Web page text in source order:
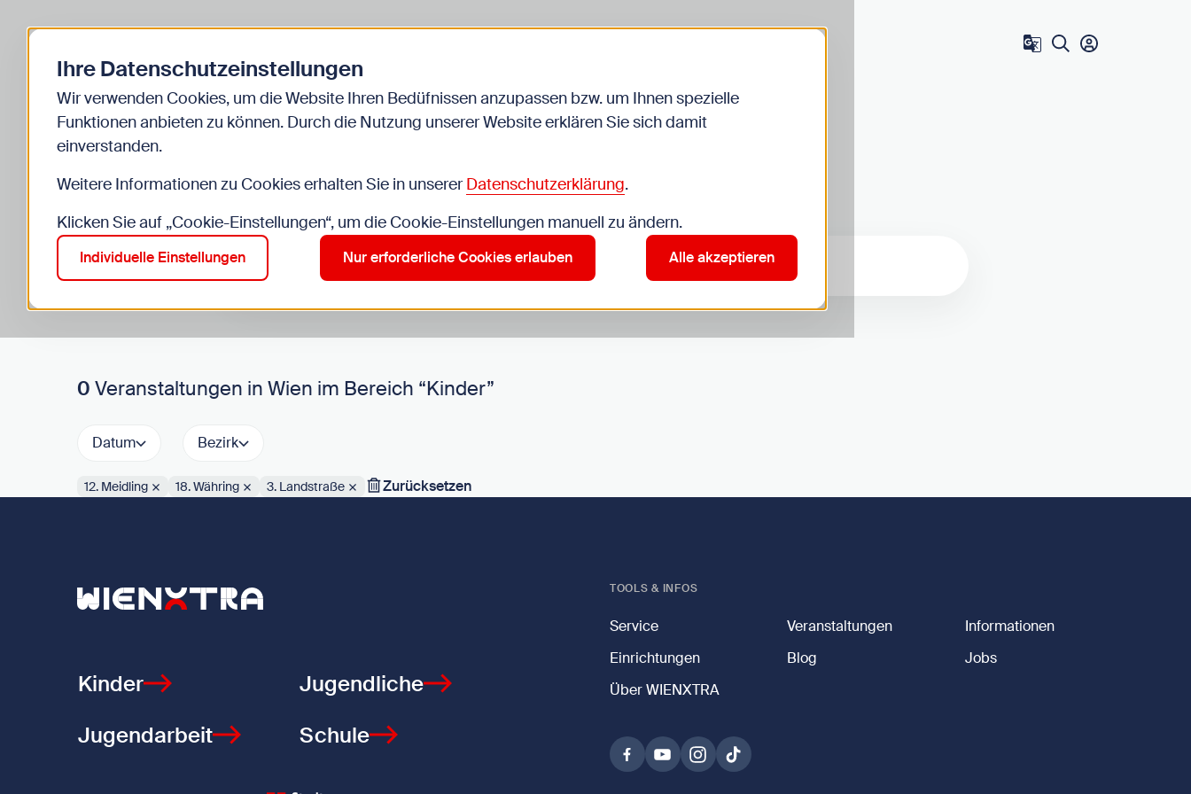
Zum Benutzer
Start Kinder Veranstaltungen
Veranstaltungen
Suche im Bereich “Kinder”
Suchen
0 Veranstaltungen in Wien im Bereich “Kinder”
Datum Bezirk
Aktive Filter:
12. Meidling 18. Währing 3. Landstraße Zurücksetzen
Zurück zur Startseite
Kinder
Jugendliche
Jugendarbeit
Schule
TOOLS & INFOS
Service Veranstaltungen
Informationen
Einrichtungen
Blog
Jobs
Über WIENXTRA
Ihre Datenschutzeinstellungen
Wir verwenden Cookies, um die Website Ihren Bedüfnissen anzupassen bzw. um Ihnen spezielle
Funktionen anbieten zu können. Durch die Nutzung unserer Website erklären Sie sich damit
einverstanden.
Weitere Informationen zu Cookies erhalten Sie in unsererDatenschutzerklärung.
Klicken Sie auf „Cookie-Einstellungen“, um die Cookie-Einstellungen manuell zu ändern.
Individuelle Einstellungen Nur erforderliche Cookies erlauben Alle akzeptieren